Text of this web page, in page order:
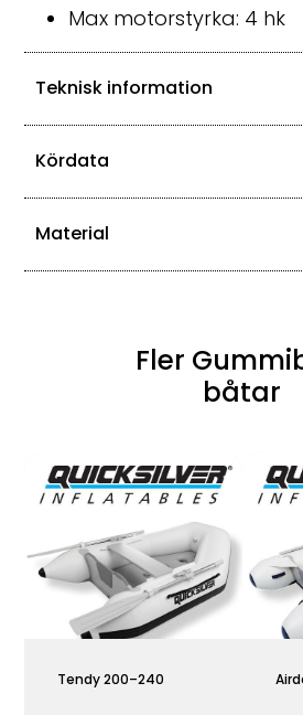
Max motorstyrka: 4 hk
Teknisk information
Kördata
Material
Fler
båtar
Tendy 200–240